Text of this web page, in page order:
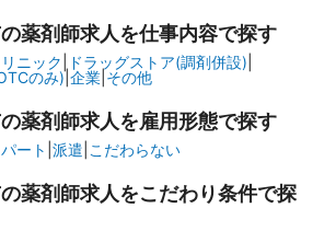
薬剤師求人を仕事内容で探す
ニック ドラッグストア(調剤併設)
のみ)| 企業| その他
薬剤師求人を雇用形態で探す
パート 派遣 こだわらない
薬剤師求人をこだわり条件で探